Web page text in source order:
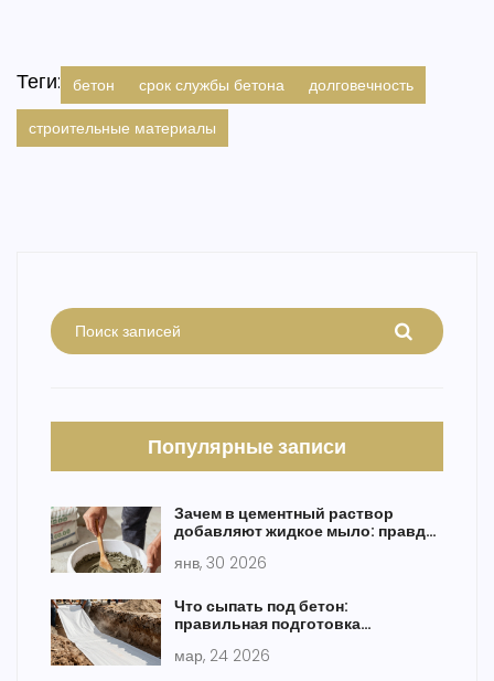
Теги: бетон срок службы бетона
долговечность
строительные материалы
Популярные записи
Зачем в цементный раствор
добавляют жидкое мыло: правда
янв, 30 2026
Что сыпать под бетон:
правильная подготовка
мар, 24 2026